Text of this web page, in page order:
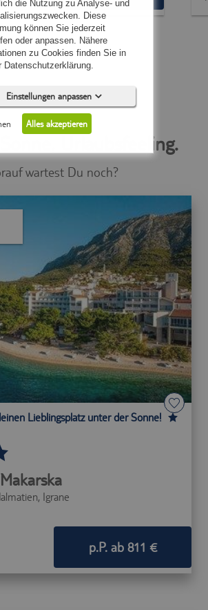
Urlaubsfeeling.
wartest Du noch?
Lieblingsplatz unter der Sonne!
Igrane
p.P. ab 811 €
die Nutzung zu Analyse- und
Diese
können Sie jederzeit
oder anpassen. Nähere
zu Cookies finden Sie in
Datenschutzerklärung.
Einstellungen anpassen
Alles akzeptieren
(5)
Statistiken (0)
(0)
(0)
Cookies sind für die
der Website
Provider Purpose
Speichert die
Id des
Reiseisebüros,
.trc.easyweb.travel
Einstellungen
Einwilligung.
Steuerung und
Zuordnung der